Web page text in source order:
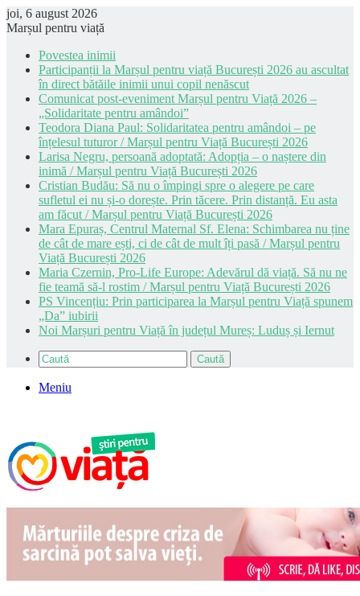
joi, 6 august 2026
Marșul pentru viață
Povestea inimii
Participanții la Marșul pentru viață București 2026 au ascultat
în direct bătăile inimii unui copil nenăscut
Comunicat post-eveniment Marșul pentru Viață 2026 –
„Solidaritate pentru amândoi”
Teodora Diana Paul: Solidaritatea pentru amândoi – pe
înțelesul tuturor / Marșul pentru Viață București 2026
Larisa Negru, persoană adoptată: Adopția – o naștere din
inimă / Marșul pentru Viață București 2026
Cristian Budău: Să nu o împingi spre o alegere pe care
sufletul ei nu și-o dorește. Prin tăcere. Prin distanță. Eu asta
am făcut / Marșul pentru Viață București 2026
Mara Epuraș, Centrul Maternal Sf. Elena: Schimbarea nu ține
de cât de mare ești, ci de cât de mult îți pasă / Marșul pentru
Viață București 2026
Maria Czernin, Pro-Life Europe: Adevărul dă viață. Să nu ne
fie teamă să-l rostim / Marșul pentru Viață București 2026
PS Vincențiu: Prin participarea la Marșul pentru Viață spunem
„Da” iubirii
Noi Marșuri pentru Viață în județul Mureș: Luduș și Iernut
Caută
Meniu